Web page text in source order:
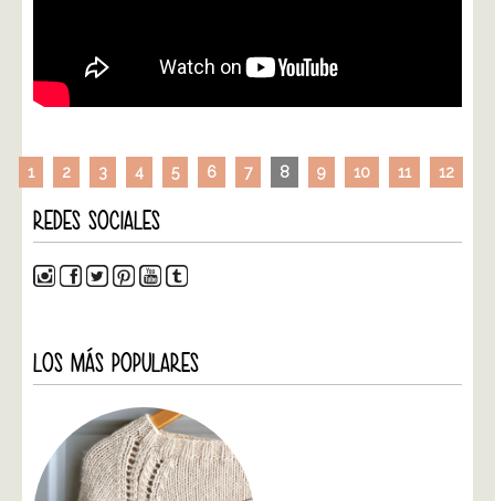
1 2 3 4 5 6 7 8 9 10 11 12
REDES SOCIALES
LOS MÁS POPULARES